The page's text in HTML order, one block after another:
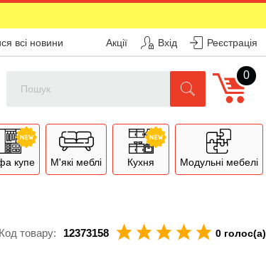
всі новини Акції Вхід Реєстрація
0
купе М'які меблі Кухня Модульні мебелі
Код товару: 12373158 0 голос(а)